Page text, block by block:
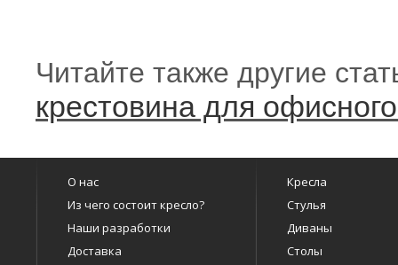
Читайте также другие
крестовина для
О нас
Из чего состоит кресло?
Наши разработки
Доставка
Кресла
Стулья
Диваны
Столы